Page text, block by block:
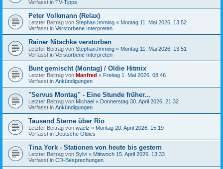
Verfasst in TV-Tipps
Peter Volkmann (Relax)
Letzter Beitrag von Stephan.Imming « Montag 11. Mai 2026, 13:52
Verfasst in Verstorbene Interpreten
Rainer Nitschke verstorben
Letzter Beitrag von Stephan.Imming « Montag 11. Mai 2026, 13:51
Verfasst in Verstorbene Interpreten
Bunt gemischt (Montag) / Oldie Hitmix
Letzter Beitrag von Manfred « Freitag 1. Mai 2026, 08:46
Verfasst in Ankündigungen
"Servus Montag" - Eine Stunde früher...
Letzter Beitrag von Michael « Donnerstag 30. April 2026, 21:32
Verfasst in Ankündigungen
Tausend Sterne über Rio
Letzter Beitrag von waelz « Montag 20. April 2026, 15:19
Verfasst in Deutsche Oldies
Tina York - Stationen von heute bis gestern
Letzter Beitrag von Sylvi « Mittwoch 15. April 2026, 13:33
Verfasst in CD-Besprechungen